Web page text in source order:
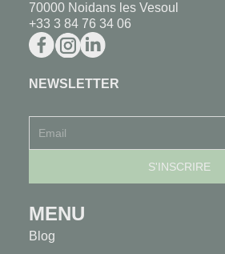
70000 Noidans les Vesoul
+33 3 84 76 34 06
NEWSLETTER
MENU
Blog